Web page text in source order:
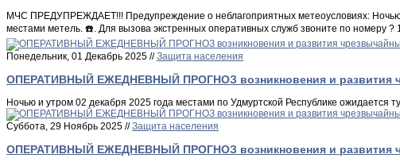
МЧС ПРЕДУПРЕЖДАЕТ!!! Предупреждение о неблагоприятных метеоусловиях: Ночью
местами метель. ☎️. Для вызова экстренных оперативных служб звоните по номеру ?
Понедельник, 01 Декабрь 2025 //Защита населения
ОПЕРАТИВНЫЙ ЕЖЕДНЕВНЫЙ ПРОГНОЗ возникновения и развития
Ночью и утром 02 декабря 2025 года местами по Удмуртской Республике ожидается
Суббота, 29 Ноябрь 2025 //Защита населения
ОПЕРАТИВНЫЙ ЕЖЕДНЕВНЫЙ ПРОГНОЗ возникновения и развития